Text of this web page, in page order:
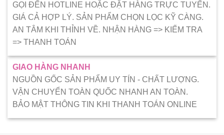
GỌI ĐẾN HOTLINE HOẶC ĐẶT HÀNG TRỰC TUYẾN.
GIÁ CẢ HỢP LÝ. SẢN PHẨM CHỌN LỌC KỸ CÀNG.
AN TÂM KHI THỈNH VỀ. NHẬN HÀNG => KIẾM TRA
=> THANH TOÁN
GIAO HÀNG NHANH
NGUỒN GỐC SẢN PHẨM UY TÍN - CHẤT LƯỢNG.
VẬN CHUYỂN TOÀN QUỐC NHANH AN TOÀN.
BẢO MẬT THÔNG TIN KHI THANH TOÁN ONLINE